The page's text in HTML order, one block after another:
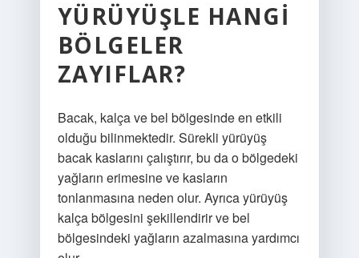
YÜRÜYÜŞLE HANGI
BÖLGELER
ZAYIFLAR?
Bacak, kalça ve bel bölgesinde en etkili
olduğu bilinmektedir. Sürekli yürüyüş
bacak kaslarını çalıştırır, bu da o bölgedeki
yağların erimesine ve kasların
tonlanmasına neden olur. Ayrıca yürüyüş
kalça bölgesini şekillendirir ve bel
bölgesindeki yağların azalmasına yardımcı